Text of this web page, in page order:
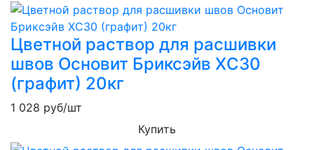
Цветной раствор для расшивки
швов Основит Бриксэйв XC30
(графит) 20кг
1 028 руб/шт
Купить